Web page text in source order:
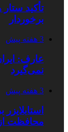
تأکید
برخوردار
3 هفته پیش
عارف:
نمی‌گیرد
3 هفته پیش
محافظت از